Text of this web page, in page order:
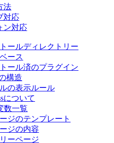
法
対応
ン対応
ールディレクトリー
ース
ール済のプラグイン
構造
の表示ルール
について
数一覧
ジのテンプレート
ジの内容
ーページ